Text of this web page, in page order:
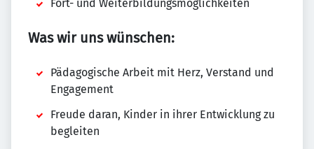
Fort- und Weiterbildungsmöglichkeiten
Was wir uns wünschen:
Pädagogische Arbeit mit Herz, Verstand und
Engagement
Freude daran, Kinder in ihrer Entwicklung zu
begleiten